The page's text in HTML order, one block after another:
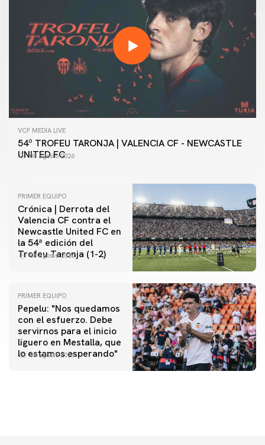
VCF MEDIA LIVE
54º TROFEU TARONJA | VALENCIA CF - NEWCASTLE
UNITED FC
08 agosto 2026
PRIMER EQUIPO
Crónica | Derrota del
Valencia CF contra el
Newcastle United FC en
la 54ª edición del
Trofeu Taronja (1-2)
08 agosto 2026
PRIMER EQUIPO
Pepelu: "Nos quedamos
con el esfuerzo. Debe
servirnos para el inicio
liguero en Mestalla, que
lo estamos esperando"
08 agosto 2026
PRIMER EQUIPO
Las fotos del Valencia CF-Newcastle United FC